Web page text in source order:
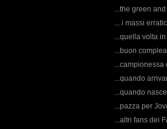
...the green
... i massi
...quella volta
...buon
...campionessa
...quando
...quando
...pazza per
...altri fans dei